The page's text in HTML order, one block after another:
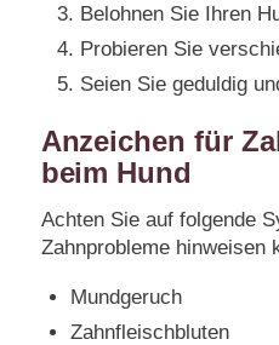
Belohnen Sie Ihren
Probieren Sie
Seien Sie geduldig
Anzeichen für
beim Hund
Achten Sie auf folgende
Zahnprobleme hinweisen
Mundgeruch
Zahnfleischbluten